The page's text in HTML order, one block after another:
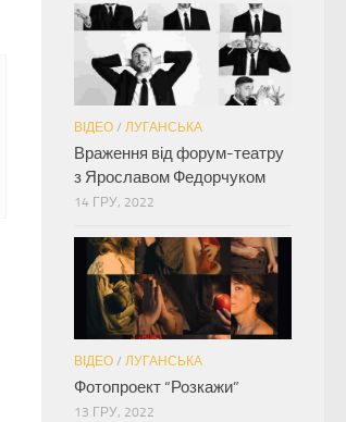
ВІДЕО / ЛУГАНСЬКА
Враження від форум-театру
з Ярославом Федорчуком
14 ГРУ, 2022
ВІДЕО / ЛУГАНСЬКА
Фотопроект “Розкажи”
13 ГРУ, 2022